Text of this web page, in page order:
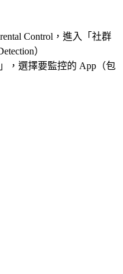
Control，進入「社群
）
，選擇要監控的 App（包